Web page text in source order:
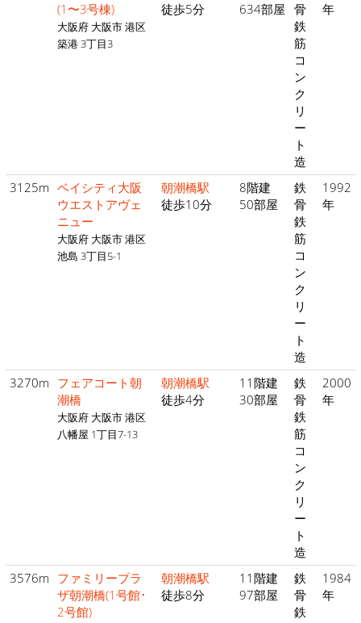
(1〜3号棟)
大阪府 大阪市 港区
築港 3丁目3
徒歩5分
634部屋 骨
鉄
筋
コ
ン
ク
リ
ー
ト
造
年
3125m ベイシティ大阪
ウエストアヴェ
ニュー
大阪府 大阪市 港区
池島 3丁目5-1
朝潮橋駅
徒歩10分
8階建
50部屋
鉄
骨
鉄
筋
コ
ン
ク
リ
ー
ト
造
1992
年
3270m フェアコート朝
潮橋
大阪府 大阪市 港区
八幡屋 1丁目7-13
朝潮橋駅
徒歩4分
11階建
30部屋
鉄
骨
鉄
筋
コ
ン
ク
リ
ー
ト
造
2000
年
3576m ファミリープラ
ザ朝潮橋(1号館･
2号館)
朝潮橋駅
徒歩8分
11階建
97部屋
鉄
骨
鉄
1984
年